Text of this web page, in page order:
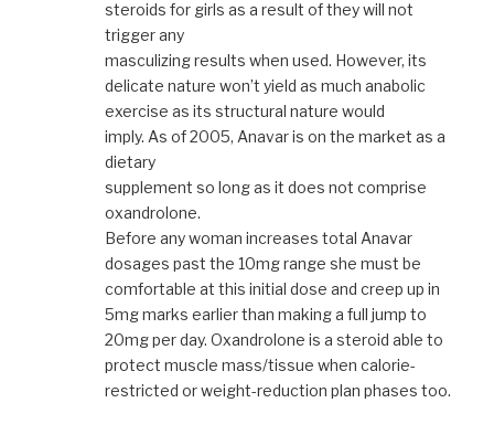
steroids for girls as a result of they will not
trigger any
masculizing results when used. However, its
delicate nature won’t yield as much anabolic
exercise as its structural nature would
imply. As of 2005, Anavar is on the market as a
dietary
supplement so long as it does not comprise
oxandrolone.
Before any woman increases total Anavar
dosages past the 10mg range she must be
comfortable at this initial dose and creep up in
5mg marks earlier than making a full jump to
20mg per day. Oxandrolone is a steroid able to
protect muscle mass/tissue when calorie-
restricted or weight-reduction plan phases too.